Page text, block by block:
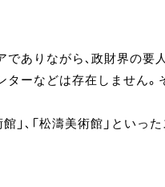
ありながら、政財界の
ーなどは存在しません
」、「松濤美術館」と